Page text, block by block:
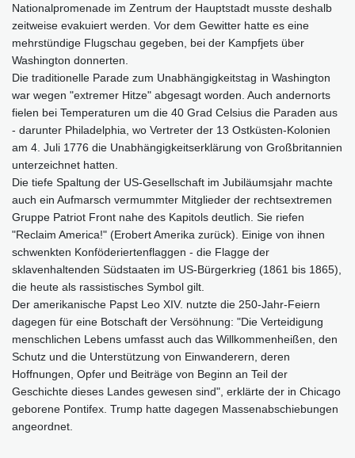
Nationalpromenade im Zentrum der Hauptstadt musste deshalb
zeitweise evakuiert werden. Vor dem Gewitter hatte es eine
mehrstündige Flugschau gegeben, bei der Kampfjets über
Washington donnerten.
Die traditionelle Parade zum Unabhängigkeitstag in Washington
war wegen "extremer Hitze" abgesagt worden. Auch andernorts
fielen bei Temperaturen um die 40 Grad Celsius die Paraden aus
- darunter Philadelphia, wo Vertreter der 13 Ostküsten-Kolonien
am 4. Juli 1776 die Unabhängigkeitserklärung von Großbritannien
unterzeichnet hatten.
Die tiefe Spaltung der US-Gesellschaft im Jubiläumsjahr machte
auch ein Aufmarsch vermummter Mitglieder der rechtsextremen
Gruppe Patriot Front nahe des Kapitols deutlich. Sie riefen
"Reclaim America!" (Erobert Amerika zurück). Einige von ihnen
schwenkten Konföderiertenflaggen - die Flagge der
sklavenhaltenden Südstaaten im US-Bürgerkrieg (1861 bis 1865),
die heute als rassistisches Symbol gilt.
Der amerikanische Papst Leo XIV. nutzte die 250-Jahr-Feiern
dagegen für eine Botschaft der Versöhnung: "Die Verteidigung
menschlichen Lebens umfasst auch das Willkommenheißen, den
Schutz und die Unterstützung von Einwanderern, deren
Hoffnungen, Opfer und Beiträge von Beginn an Teil der
Geschichte dieses Landes gewesen sind", erklärte der in Chicago
geborene Pontifex. Trump hatte dagegen Massenabschiebungen
angeordnet.